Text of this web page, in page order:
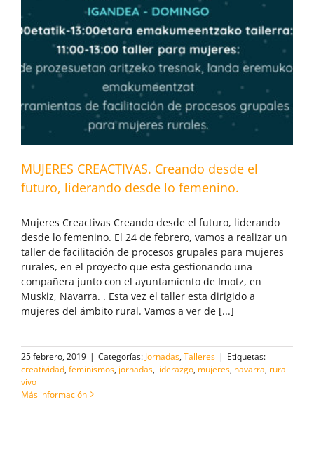
MUJERES CREACTIVAS. Creando desde el
futuro, liderando desde lo femenino.
Mujeres Creactivas Creando desde el futuro, liderando
desde lo femenino. El 24 de febrero, vamos a realizar un
taller de facilitación de procesos grupales para mujeres
rurales, en el proyecto que esta gestionando una
compañera junto con el ayuntamiento de Imotz, en
Muskiz, Navarra. . Esta vez el taller esta dirigido a
mujeres del ámbito rural. Vamos a ver de [...]
25 febrero, 2019 | Categorías: Jornadas,Talleres | Etiquetas:
creatividad,feminismos, jornadas, liderazgo, mujeres, navarra, rural
vivo
Más información